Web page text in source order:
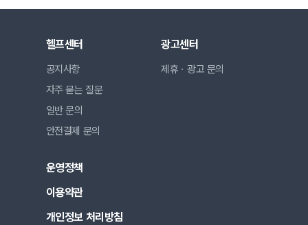
헬프센터
공지사항
자주 묻는 질문
일반 문의
안전결제 문의
광고센터
제휴ㆍ광고 문의
운영정책
이용약관
개인정보 처리방침